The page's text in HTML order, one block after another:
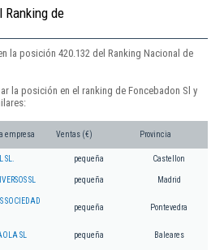
Ranking de
la posición 420.132 del Ranking Nacional de
la posición en el ranking de Foncebadon Sl y
empresa Ventas (€) Provincia
pequeña Castellon
SL pequeña Madrid
SOCIEDAD
pequeña Pontevedra
SL pequeña Baleares